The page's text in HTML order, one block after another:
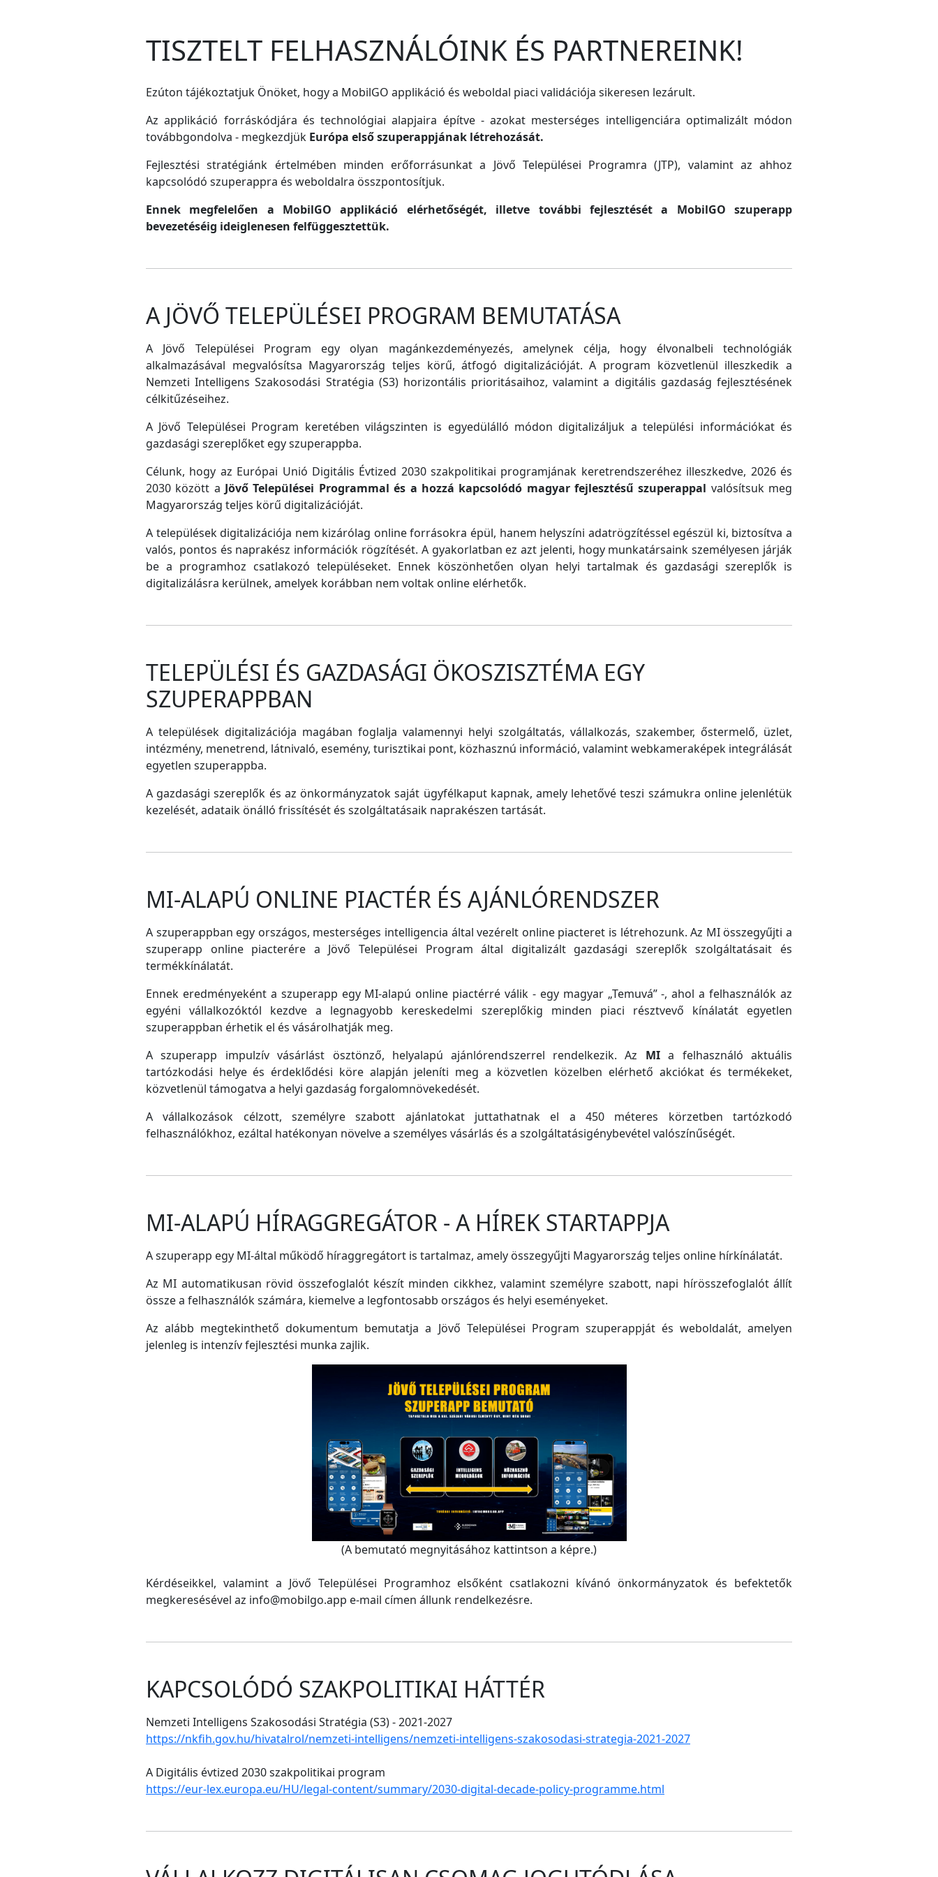
TISZTELT FELHASZNÁLÓINK ÉS PARTNEREINK!
Ezúton tájékoztatjuk Önöket, hogy a MobilGO applikáció és weboldal piaci validációja sikeresen lezárult.
Az applikáció forráskódjára és technológiai alapjaira építve - azokat mesterséges intelligenciára optimalizált módon
továbbgondolva - megkezdjük Európa első szuperappjának létrehozását.
Fejlesztési stratégiánk értelmében minden erőforrásunkat a Jövő Települései Programra (JTP), valamint az ahhoz
kapcsolódó szuperappra és weboldalra összpontosítjuk.
Ennek megfelelően a MobilGO applikáció elérhetőségét, illetve további fejlesztését a MobilGO szuperapp
bevezetéséig ideiglenesen felfüggesztettük.
A JÖVŐ TELEPÜLÉSEI PROGRAM BEMUTATÁSA
A Jövő Települései Program egy olyan magánkezdeményezés, amelynek célja, hogy élvonalbeli technológiák
alkalmazásával megvalósítsa Magyarország teljes körű, átfogó digitalizációját. A program közvetlenül illeszkedik a
Nemzeti Intelligens Szakosodási Stratégia (S3) horizontális prioritásaihoz, valamint a digitális gazdaság fejlesztésének
célkitűzéseihez.
A Jövő Települései Program keretében világszinten is egyedülálló módon digitalizáljuk a települési információkat és
gazdasági szereplőket egy szuperappba.
Célunk, hogy az Európai Unió Digitális Évtized 2030 szakpolitikai programjának keretrendszeréhez illeszkedve, 2026 és
2030 között a Jövő Települései Programmal és a hozzá kapcsolódó magyar fejlesztésű szuperappal valósítsuk meg
Magyarország teljes körű digitalizációját.
A települések digitalizációja nem kizárólag online forrásokra épül, hanem helyszíni adatrögzítéssel egészül ki, biztosítva a
valós, pontos és naprakész információk rögzítését. A gyakorlatban ez azt jelenti, hogy munkatársaink személyesen járják
be a programhoz csatlakozó településeket. Ennek köszönhetően olyan helyi tartalmak és gazdasági szereplők is
digitalizálásra kerülnek, amelyek korábban nem voltak online elérhetők.
TELEPÜLÉSI ÉS GAZDASÁGI ÖKOSZISZTÉMA EGY
SZUPERAPPBAN
A települések digitalizációja magában foglalja valamennyi helyi szolgáltatás, vállalkozás, szakember, őstermelő, üzlet,
intézmény, menetrend, látnivaló, esemény, turisztikai pont, közhasznú információ, valamint webkameraképek integrálását
egyetlen szuperappba.
A gazdasági szereplők és az önkormányzatok saját ügyfélkaput kapnak, amely lehetővé teszi számukra online jelenlétük
kezelését, adataik önálló frissítését és szolgáltatásaik naprakészen tartását.
MI-ALAPÚ ONLINE PIACTÉR ÉS AJÁNLÓRENDSZER
A szuperappban egy országos, mesterséges intelligencia által vezérelt online piacteret is létrehozunk. Az MI összegyűjti a
szuperapp online piacterére a Jövő Települései Program által digitalizált gazdasági szereplők szolgáltatásait és
termékkínálatát.
Ennek eredményeként a szuperapp egy MI-alapú online piactérré válik - egy magyar „Temuvá” -, ahol a felhasználók az
egyéni vállalkozóktól kezdve a legnagyobb kereskedelmi szereplőkig minden piaci résztvevő kínálatát egyetlen
szuperappban érhetik el és vásárolhatják meg.
A szuperapp impulzív vásárlást ösztönző, helyalapú ajánlórendszerrel rendelkezik. Az MIa felhasználó aktuális
tartózkodási helye és érdeklődési köre alapján jeleníti meg a közvetlen közelben elérhető akciókat és termékeket,
közvetlenül támogatva a helyi gazdaság forgalomnövekedését.
A vállalkozások célzott, személyre szabott ajánlatokat juttathatnak el a 450 méteres körzetben tartózkodó
felhasználókhoz, ezáltal hatékonyan növelve a személyes vásárlás és a szolgáltatásigénybevétel valószínűségét.
MI-ALAPÚ HÍRAGGREGÁTOR - A HÍREK STARTAPPJA
A szuperapp egy MI-által működő híraggregátort is tartalmaz, amely összegyűjti Magyarország teljes online hírkínálatát.
Az MI automatikusan rövid összefoglalót készít minden cikkhez, valamint személyre szabott, napi hírösszefoglalót állít
össze a felhasználók számára, kiemelve a legfontosabb országos és helyi eseményeket.
Az alább megtekinthető dokumentum bemutatja a Jövő Települései Program szuperappját és weboldalát, amelyen
jelenleg is intenzív fejlesztési munka zajlik.
(A bemutató megnyitásához kattintson a képre.)
Kérdéseikkel, valamint a Jövő Települései Programhoz elsőként csatlakozni kívánó önkormányzatok és befektetők
megkeresésével az info@mobilgo.app e-mail címen állunk rendelkezésre.
KAPCSOLÓDÓ SZAKPOLITIKAI HÁTTÉR
Nemzeti Intelligens Szakosodási Stratégia (S3) - 2021-2027
https://nkfih.gov.hu/hivatalrol/nemzeti-intelligens/nemzeti-intelligens-szakosodasi-strategia-2021-2027
A Digitális évtized 2030 szakpolitikai program
https://eur-lex.europa.eu/HU/legal-content/summary/2030-digital-decade-policy-programme.html